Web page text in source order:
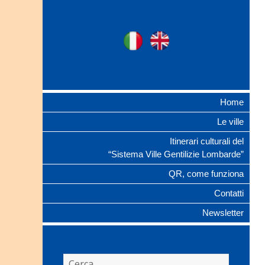
Ville Gentilizie
Ita
Home
Le ville
Itinerari culturali del
“Sistema Ville Gentilizie Lombarde”
QR, come funziona
Contatti
Newsletter
Ricerca